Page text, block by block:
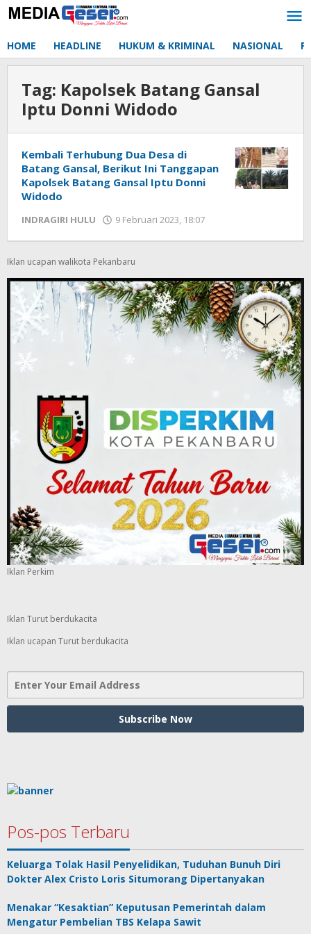
Lewati
ke
HOME HEADLINE HUKUM & KRIMINAL NASIONAL
Tag: Kapolsek Batang Gansal
Iptu Donni Widodo
Kembali Terhubung Dua Desa di
Batang Gansal, Berikut Ini Tanggapan
Kapolsek Batang Gansal Iptu Donni
Widodo
INDRAGIRI HULU 9 Februari 2023, 18:07
Iklan ucapan walikota Pekanbaru
Iklan Perkim
Iklan Turut berdukacita
Iklan ucapan Turut berdukacita
Pos-pos Terbaru
Keluarga Tolak Hasil Penyelidikan, Tuduhan Bunuh Diri
Dokter Alex Cristo Loris Situmorang Dipertanyakan
Menakar “Kesaktian” Keputusan Pemerintah dalam
Mengatur Pembelian TBS Kelapa Sawit